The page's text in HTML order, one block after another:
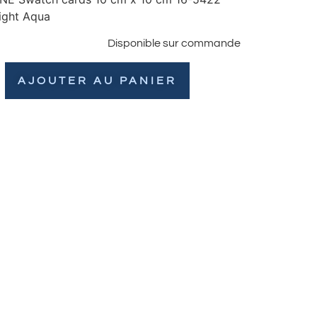
Aqua
Disponible sur commande
AJOUTER AU PANIER